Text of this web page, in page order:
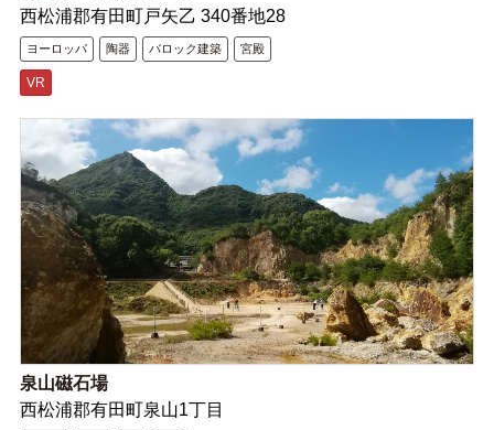
西松浦郡有田町戸矢乙 340番地28
ヨーロッパ 陶器 バロック建築 宮殿
VR
泉山磁石場
西松浦郡有田町泉山1丁目